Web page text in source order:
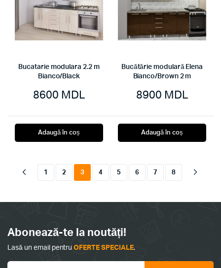
Bucatarie modulara 2.2 m
Bianco/Black
8600 MDL
Adaugă în coș
Bucătărie modulară Elena
Bianco/Brown 2 m
8900 MDL
Adaugă în coș
1 2 3 4 5 6 7 8
Abonează-te la noutăți!
Lasă un email pentruOFERTE SPECIALE.